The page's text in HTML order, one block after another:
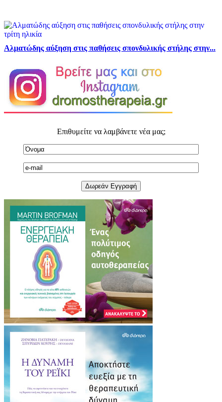
Αλματώδης αύξηση στις παθήσεις σπονδυλικής στήλης στην...
Επιθυμείτε να λαμβάνετε νέα μας;